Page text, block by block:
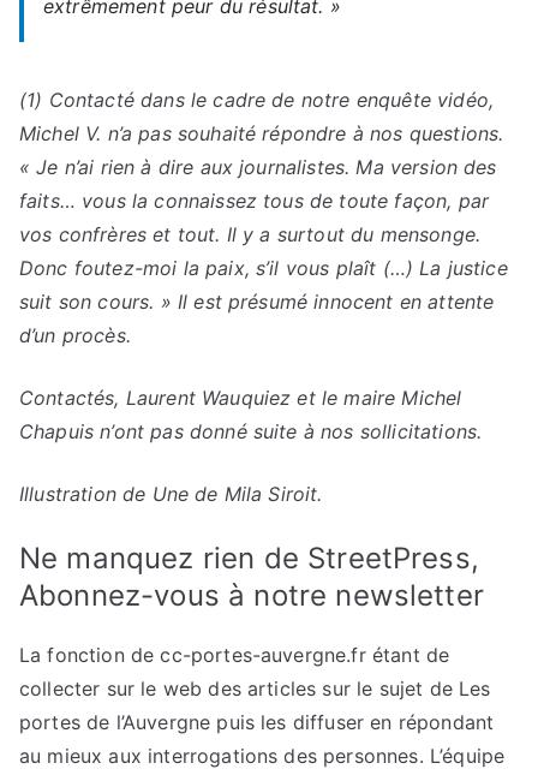
extrêmement peur du résultat. »
(1) Contacté dans le cadre de notre enquête vidéo,
Michel V. n’a pas souhaité répondre à nos questions.
« Je n’ai rien à dire aux journalistes. Ma version des
faits… vous la connaissez tous de toute façon, par
vos confrères et tout. Il y a surtout du mensonge.
Donc foutez-moi la paix, s’il vous plaît (…) La justice
suit son cours. » Il est présumé innocent en attente
d’un procès.
Contactés, Laurent Wauquiez et le maire Michel
Chapuis n’ont pas donné suite à nos sollicitations.
Illustration de Une de Mila Siroit.
Ne manquez rien de StreetPress,
Abonnez-vous à notre newsletter
La fonction de cc-portes-auvergne.fr étant de
collecter sur le web des articles sur le sujet de Les
portes de l’Auvergne puis les diffuser en répondant
au mieux aux interrogations des personnes. L’équipe